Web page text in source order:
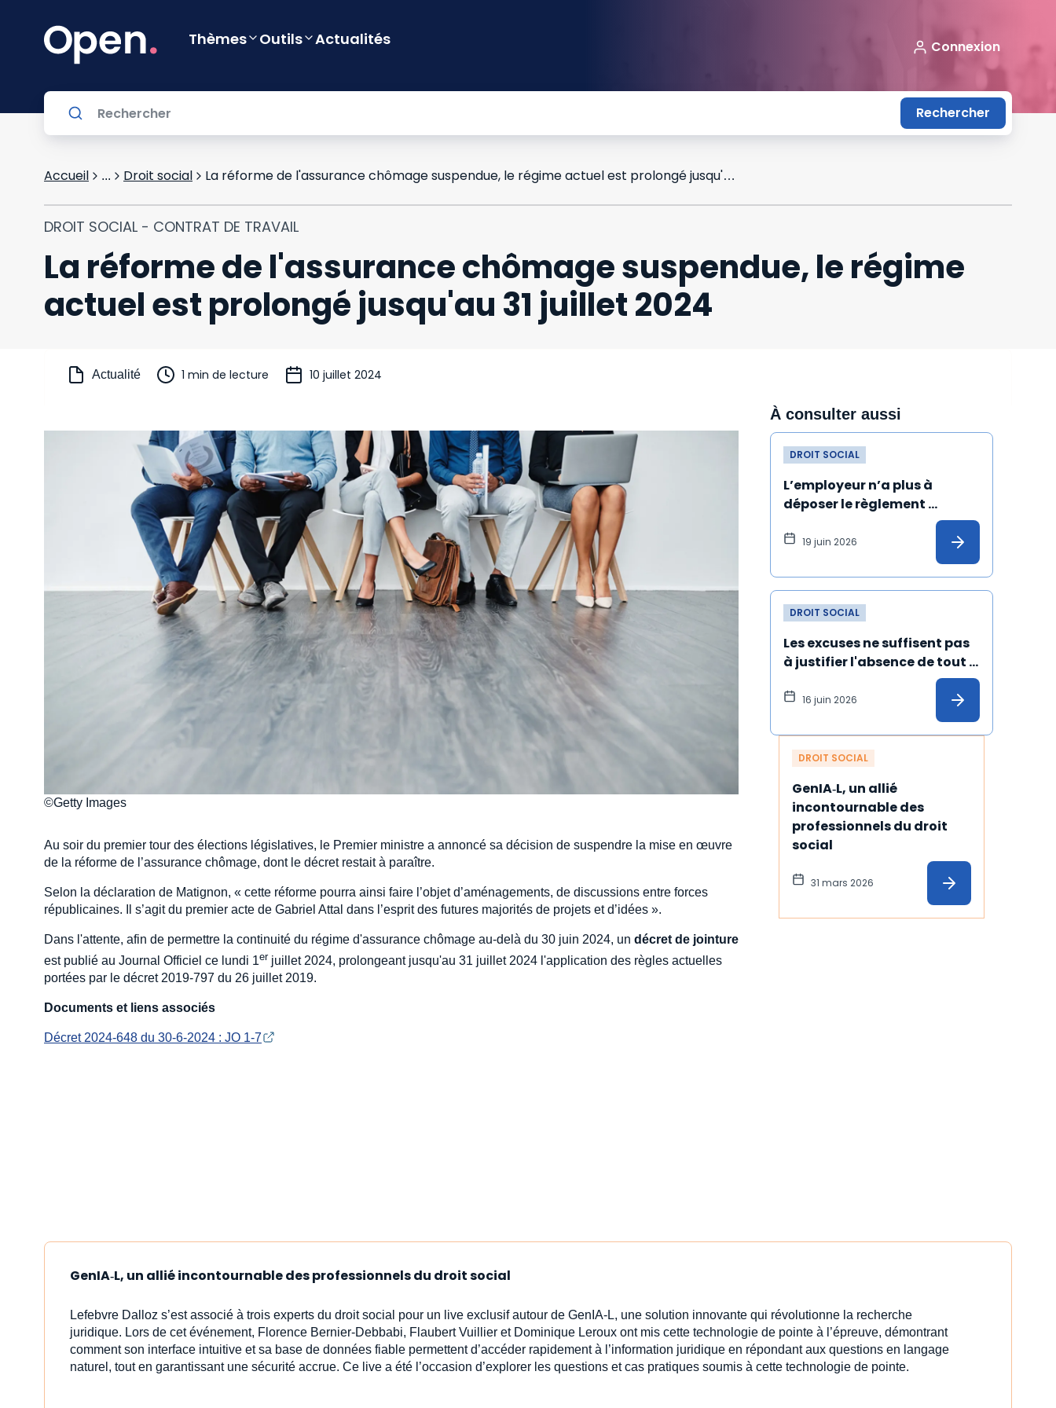
Thèmes Outils Actualités Connexion
Rechercher
Accueil ... Droit social La réforme de l'assurance chômage suspendue, le régime actuel est prolongé jusqu'au 31 juillet 2024
DROIT SOCIAL - CONTRAT DE TRAVAIL
La réforme de l'assurance chômage suspendue, le régime
actuel est prolongé jusqu'au 31 juillet 2024
Actualité 1 min de lecture 10 juillet 2024
©Getty Images
Au soir du premier tour des élections législatives, le Premier ministre a annoncé sa décision de suspendre la mise en œuvre
de la réforme de l’assurance chômage, dont le décret restait à paraître.
Selon la déclaration de Matignon, « cette réforme pourra ainsi faire l’objet d’aménagements, de discussions entre forces
républicaines. Il s’agit du premier acte de Gabriel Attal dans l’esprit des futures majorités de projets et d’idées ».
Dans l'attente, afin de permettre la continuité du régime d'assurance chômage au-delà du 30 juin 2024, un décret de jointure
est publié au Journal Officiel ce lundi 1er juillet 2024, prolongeant jusqu'au 31 juillet 2024 l'application des règles actuelles
portées par le décret 2019-797 du 26 juillet 2019.
Documents et liens associés
Décret 2024-648 du 30-6-2024 : JO 1-7
À consulter aussi
DROIT SOCIAL
L’employeur n’a plus à
déposer le règlement
intérieur au greffe du conseil
de prud’hommes
19 juin 2026
DROIT SOCIAL
Les excuses ne suffisent pas
à justifier l'absence de tout
16 juin 2026
DROIT SOCIAL
GenIA‑L, un allié
incontournable des
professionnels du droit
social
31 mars 2026
GenIA‑L, un allié incontournable des professionnels du droit social
Lefebvre Dalloz s’est associé à trois experts du droit social pour un live exclusif autour de GenIA‑L, une solution innovante qui révolutionne la recherche
juridique. Lors de cet événement, Florence Bernier-Debbabi, Flaubert Vuillier et Dominique Leroux ont mis cette technologie de pointe à l’épreuve, démontrant
comment son interface intuitive et sa base de données fiable permettent d’accéder rapidement à l’information juridique en répondant aux questions en langage
naturel, tout en garantissant une sécurité accrue. Ce live a été l’occasion d’explorer les questions et cas pratiques soumis à cette technologie de pointe.